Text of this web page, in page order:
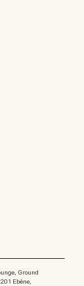
Ground
Ebène,